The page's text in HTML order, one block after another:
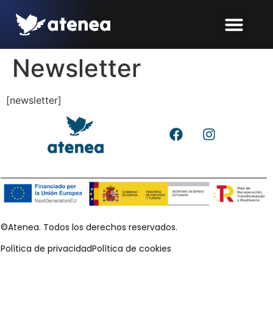
Newsletter
[newsletter]
©Atenea. Todos los derechos reservados.
Política de privacidadPolítica de cookies